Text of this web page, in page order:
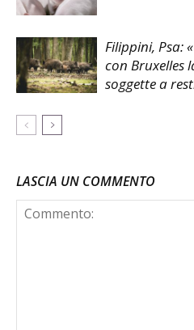
Filippini, Psa:
con Bruxelles
soggette a
LASCIA UN COMMENTO